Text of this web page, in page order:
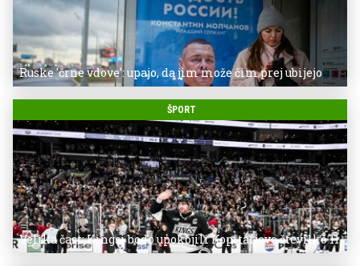
Ruske 'črne vdove': upajo, da jim može čim prej ubijejo
ŠPORT
Velika čast: Kingsi bodo upokojili Kopitarjevo številko 11